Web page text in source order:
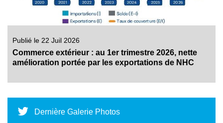
Publié le 22 Juil 2026
Commerce extérieur : au 1er trimestre 2026, nette
amélioration portée par les exportations de NHC
Dernière Galerie Photos